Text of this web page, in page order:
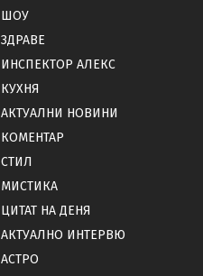
ШОУ
ЗДРАВЕ
ИНСПЕКТОР АЛЕКС
КУХНЯ
АКТУАЛНИ НОВИНИ
КОМЕНТАР
СТИЛ
МИСТИКА
ЦИТАТ НА ДЕНЯ
АКТУАЛНО ИНТЕРВЮ
АСТРО